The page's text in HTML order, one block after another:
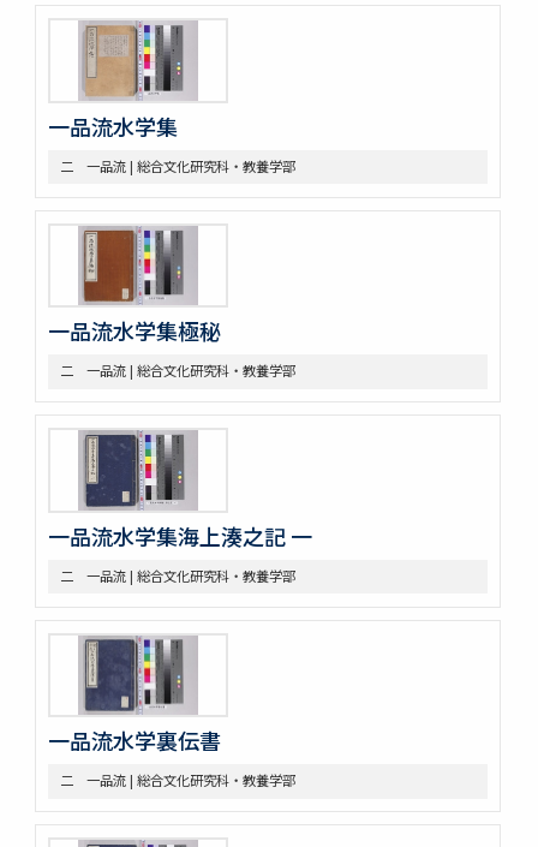
第六部門 地誌
第七部門 絵画・図巻
一 秘伝書
二 図面
小船
軍船
荷船
河船
洋式船
三 絵図
第八部門 雑
二 陸戦
三 陰陽道等
参考資料
二 駒場図書館蔵書
一品流水学集
二 一品流 | 総合文化研究科・教養学部
一品流水学集極秘
二 一品流 | 総合文化研究科・教養学部
一品流水学集海上湊之記 一
二 一品流 | 総合文化研究科・教養学部
一品流水学裏伝書
二 一品流 | 総合文化研究科・教養学部